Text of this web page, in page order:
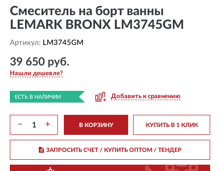
Смеситель на борт ванны
LEMARK BRONX LM3745GM
Артикул: LM3745GM
39 650 руб.
Нашли дешевле?
ЕСТЬ В НАЛИЧИИ Добавить к сравнению
− + В КОРЗИНУ КУПИТЬ В 1 КЛИК
ЗАПРОСИТЬ СЧЕТ / КУПИТЬ ОПТОМ/ ТЕНДЕР